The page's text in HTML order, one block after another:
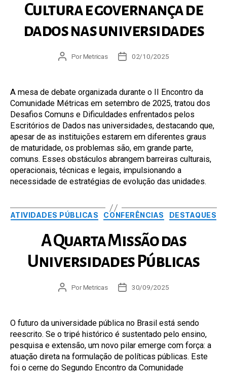
Cultura e governança de
dados nas universidades
AutorPorMetricas
Data02/10/2025
A mesa de debate organizada durante o II Encontro da
Comunidade Métricas em setembro de 2025, tratou dos
Desafios Comuns e Dificuldades enfrentados pelos
Escritórios de Dados nas universidades, destacando que,
apesar de as instituições estarem em diferentes graus
de maturidade, os problemas são, em grande parte,
comuns. Esses obstáculos abrangem barreiras culturais,
operacionais, técnicas e legais, impulsionando a
necessidade de estratégias de evolução das unidades.
Categorias
ATIVIDADES PÚBLICAS CONFERÊNCIAS DESTAQUES
A Quarta Missão das
Universidades Públicas
AutorPorMetricas
Data30/09/2025
O futuro da universidade pública no Brasil está sendo
reescrito. Se o tripé histórico é sustentado pelo ensino,
pesquisa e extensão, um novo pilar emerge com força: a
atuação direta na formulação de políticas públicas. Este
foi o cerne do Segundo Encontro da Comunidade